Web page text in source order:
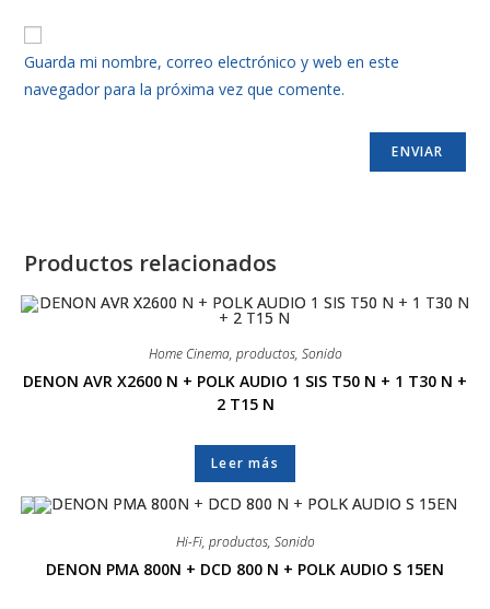
Guarda mi nombre, correo electrónico y web en este
navegador para la próxima vez que comente.
Productos relacionados
Home Cinema, productos, Sonido
DENON AVR X2600 N + POLK AUDIO 1 SIS T50 N + 1 T30 N +
2 T15 N
Leer más
Hi-Fi, productos, Sonido
DENON PMA 800N + DCD 800 N + POLK AUDIO S 15EN